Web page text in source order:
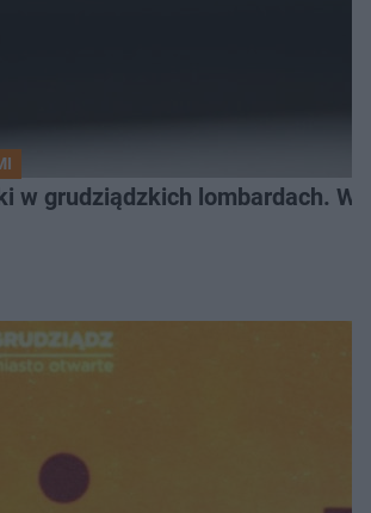
w grudziądzkich lombardach.